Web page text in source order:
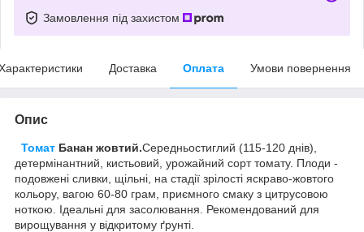
Замовлення під захистом
Доставка Оплата Умови повернення
Опис
Томат Банан жовтий.Середньостиглий (115-120 днів),
детермінантний, кистьовий, урожайний сорт томату. Плоди -
подовжені сливки, щільні, на стадії зрілості яскраво-жовтого
кольору, вагою 60-80 грам, приємного смаку з цитрусовою
ноткою. Ідеальні для засолювання. Рекомендований для
вирощування у відкритому ґрунті.